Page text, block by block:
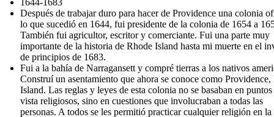
1644-1683
Después de trabajar duro para hacer de Providence una colonia
lo que sucedió en 1644, fui presidente de la colonia de 1654 a
También fui agricultor, escritor y comerciante. Fui una parte muy
importante de la historia de Rhode Island hasta mi muerte en el
de principios de 1683.
Fui a la bahía de Narragansett y compré tierras a los nativos
Construí un asentamiento que ahora se conoce como Providence,
Island. Las reglas y leyes de esta colonia no se basaban en puntos
vista religiosos, sino en cuestiones que involucraban a todas las
personas. A todos se les permitió practicar cualquier religión en la